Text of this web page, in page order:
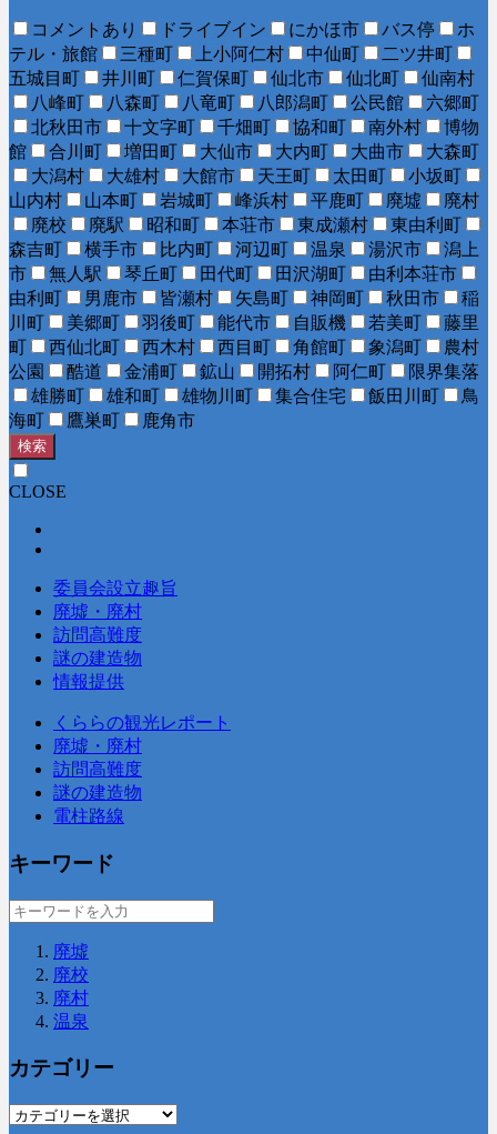
コメントあり ドライブイン にかほ市 バス停
ホ
テル・旅館
三種町 上小阿仁村 中仙町
二ツ井町
五城目町
井川町 仁賀保町 仙北市 仙北町
仙南村
八峰町
八森町 八竜町 八郎潟町 公民館
六郷町
北秋田市
十文字町 千畑町 協和町 南外村
博物
館
合川町 増田町 大仙市 大内町 大曲市
大森町
大潟村
大雄村 大館市 天王町 太田町
小坂町
山内村
山本町 岩城町 峰浜村 平鹿町 廃墟
廃村
廃校
廃駅 昭和町 本荘市 東成瀬村
東由利町
森吉町
横手市 比内町 河辺町 温泉 湯沢市
潟上
市
無人駅 琴丘町 田代町 田沢湖町
由利本荘市
由利町
男鹿市 皆瀬村 矢島町 神岡町 秋田市
稲
川町
美郷町 羽後町 能代市 自販機 若美町
藤里
町
西仙北町 西木村 西目町 角館町 象潟町
農村
公園
酷道 金浦町 鉱山 開拓村 阿仁町
限界集落
雄勝町
雄和町 雄物川町 集合住宅 飯田川町
鳥
海町
鷹巣町 鹿角市
検索
CLOSE
委員会設立趣旨
廃墟・廃村
訪問高難度
謎の建造物
情報提供
くららの観光レポート
廃墟・廃村
訪問高難度
謎の建造物
電柱路線
キーワード
廃墟
廃校
廃村
温泉
カテゴリー